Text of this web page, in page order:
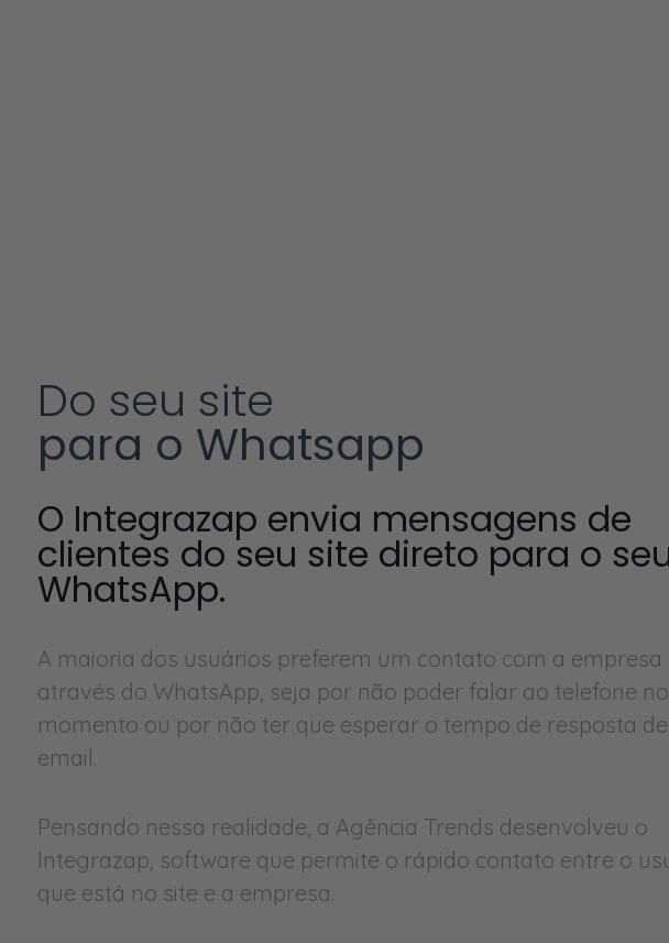
Do seu site
para o Whatsapp
O Integrazap envia mensagens de
clientes do seu site direto para o
WhatsApp.
A maioria dos usuários preferem um contato com a empresa
através do WhatsApp, seja por não poder falar ao telefone no
momento ou por não ter que esperar o tempo de resposta
email.
Pensando nessa realidade, a Agência Trends desenvolveu o
Integrazap, software que permite o rápido contato entre o
que está no site e a empresa.